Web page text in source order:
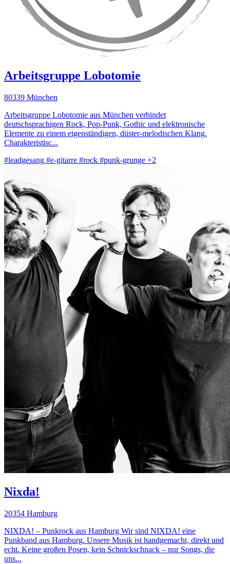
Arbeitsgruppe Lobotomie
80339 München
Arbeitsgruppe Lobotomie aus München verbindet
deutschsprachigen Rock, Pop-Punk, Gothic und elektronische
Elemente zu einem eigenständigen, düster-melodischen Klang.
Charakteristisc...
#leadgesang #e-gitarre #rock #punk-grunge +2
Nixda!
20354 Hamburg
NIXDA! – Punkrock aus Hamburg Wir sind NIXDA! eine
Punkband aus Hamburg. Unsere Musik ist handgemacht, direkt und
echt. Keine großen Posen, kein Schnickschnack – nur Songs, die
uns...